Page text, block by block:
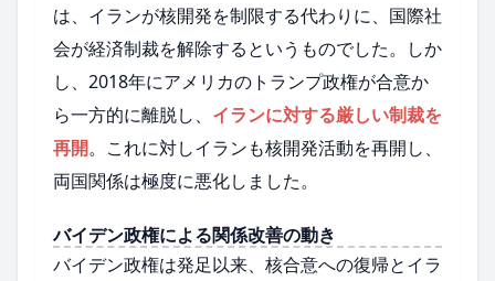
は、イランが核開発を制限する代わりに、国際社
会が経済制裁を解除するというものでした。しか
し、2018年にアメリカのトランプ政権が合意か
ら一方的に離脱し、 イランに対する厳しい制裁を
再開。これに対しイランも核開発活動を再開し、
両国関係は極度に悪化しました。
バイデン政権による関係改善の動き
バイデン政権は発足以来、核合意への復帰とイラ